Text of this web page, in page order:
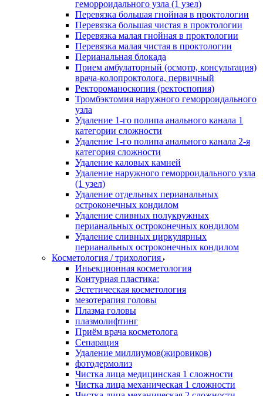
геморроидального узла (1 узел)
Перевязка большая гнойная в проктологии
Перевязка большая чистая в проктологии
Перевязка малая гнойная в проктологии
Перевязка малая чистая в проктологии
Перианальная блокада
Прием амбулаторный (осмотр, консультация)
врача-колопроктолога, первичный
Ректороманоскопия (ректоспопия)
Тромбэктомия наружного геморроидального
узла
Удаление 1-го полипа анального канала 1
категории сложности
Удаление 1-го полипа анального канала 2-я
категория сложности
Удаление каловых камней
Удаление наружного геморроидального узла
(1 узел)
Удаление отдельных перианальных
остроконечных кондилом
Удаление сливных полукружных
перианальных остроконечных кондилом
Удаление сливных циркулярных
перианальных остроконечных кондилом
Косметология / трихология
Иньекционная косметология
Контурная пластика:
Эстетическая косметология
мезотерапия головы
Плазма головы
плазмолифтинг
Приём врача косметолога
Сепарация
Удаление миллиумов(жировиков)
фотодермолиз
Чистка лица медицинская 1 сложности
Чистка лица механическая 1 сложности